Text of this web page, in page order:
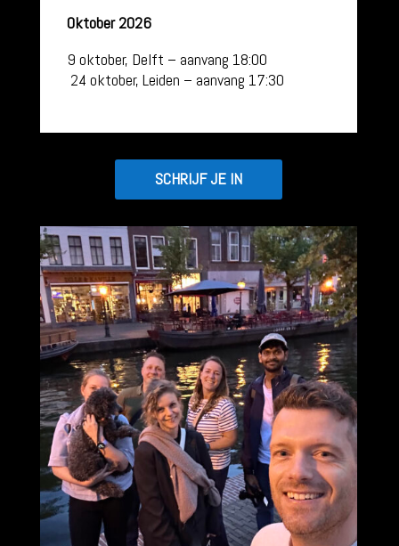
Oktober 2026
9 oktober, Delft – aanvang 18:00
24 oktober, Leiden – aanvang 17:30
SCHRIJF JE IN